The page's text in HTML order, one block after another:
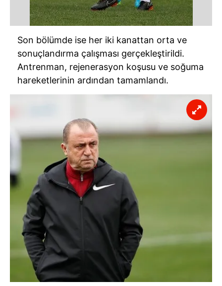
Son bölümde ise her iki kanattan orta ve
sonuçlandırma çalışması gerçekleştirildi.
Antrenman, rejenerasyon koşusu ve soğuma
hareketlerinin ardından tamamlandı.